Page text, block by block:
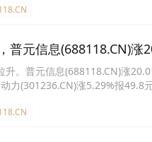
普元信息(688118.CN)涨
。普元信息(688118.CN)涨
力(301236.CN)涨5.29%报